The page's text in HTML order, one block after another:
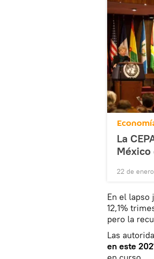
La
México
22 de
En el
12,1%
pero la
Las
en este